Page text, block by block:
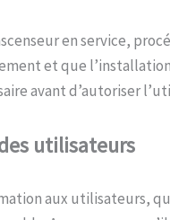
en service,
et que
avant d’autoriser
utilisateurs
aux utilisateurs,